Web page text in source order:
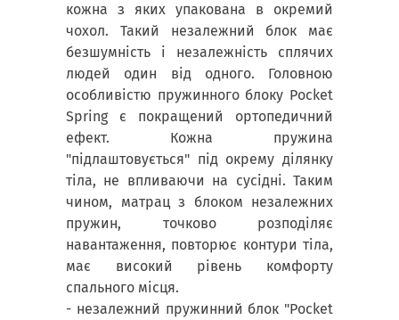
кожна з яких упакована в окремий
чохол. Такий незалежний блок має
безшумність і незалежність сплячих
людей один від одного. Головною
особливістю пружинного блоку Pocket
Spring є покращений ортопедичний
ефект. Кожна пружина
"підлаштовується" під окрему ділянку
тіла, не впливаючи на сусідні. Таким
чином, матрац з блоком незалежних
пружин, точково розподіляє
навантаження, повторює контури тіла,
має високий рівень комфорту
спального місця.
- незалежний пружинний блок "Pocket